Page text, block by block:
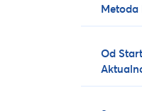
Metoda
Od